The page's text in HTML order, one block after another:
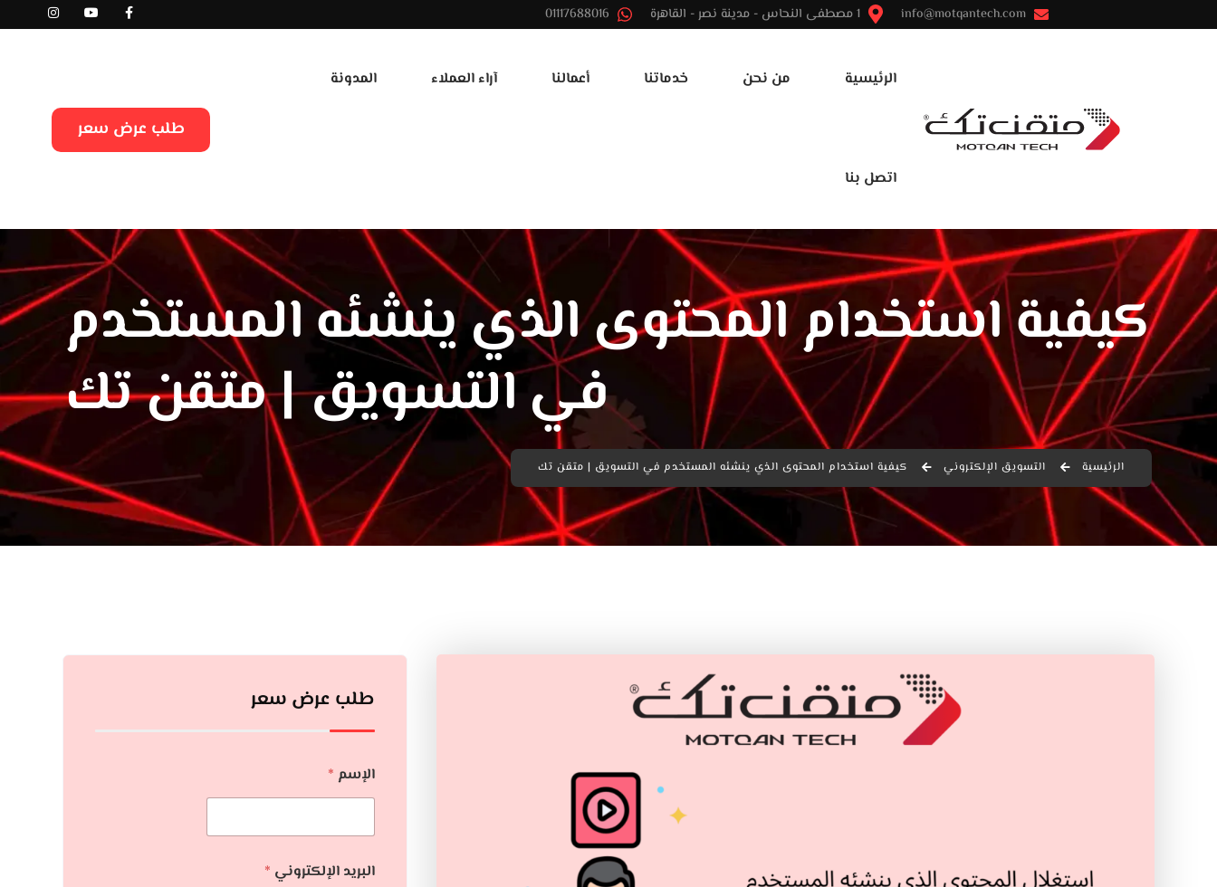
info@motqantech.com
الرئيسية من نحن خدماتنا أعمالنا آراء العملاء المدونة
اتصل بنا
طلب عرض سعر
كيفية استخدام المحتوى الذي ينشئه المستخدم
في التسويق | متقن تك
الرئيسية التسويق الإلكتروني كيفية استخدام المحتوى الذي ينشئه المستخدم في التسويق | متقن تك
طلب عرض سعر
الإسم *
البريد الإلكتروني *